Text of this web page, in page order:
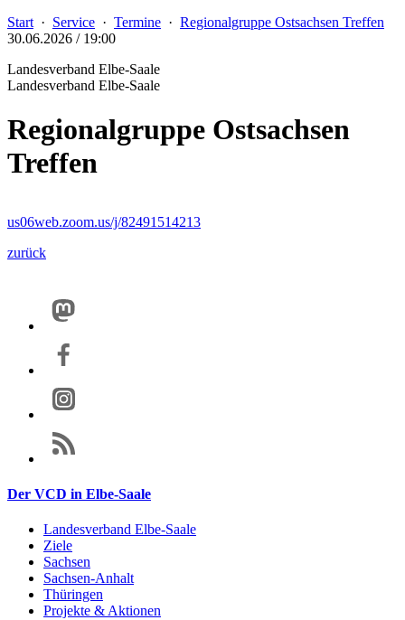
Start · Service · Termine · Regionalgruppe Ostsachsen Treffen
30.06.2026 / 19:00
Landesverband Elbe-Saale
Landesverband Elbe-Saale
Regionalgruppe Ostsachsen
Treffen
us06web.zoom.us/j/82491514213
zurück
Der VCD in Elbe-Saale
Landesverband Elbe-Saale
Ziele
Sachsen
Sachsen-Anhalt
Thüringen
Projekte & Aktionen